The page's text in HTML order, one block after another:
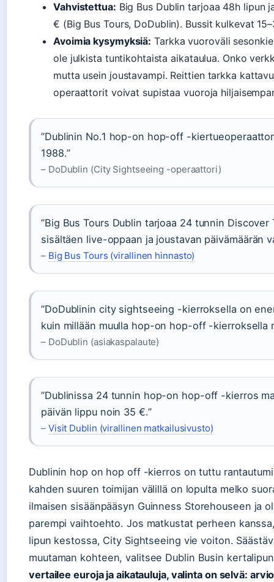
Vahvistettua: Big Bus Dublin tarjoaa 48h lipun
€ (Big Bus Tours, DoDublin). Bussit kulkevat
Avoimia kysymyksiä: Tarkka vuoroväli
ole julkista tuntikohtaista aikataulua. Onko
mutta usein joustavampi. Reittien tarkka
operaattorit voivat supistaa vuoroja
”Dublinin No.1 hop-on hop-off -
1988.”
– DoDublin (City Sightseeing -operaattori)
”Big Bus Tours Dublin tarjoaa 24 tunnin
sisältäen live-oppaan ja joustavan päivämäärän
– Big Bus Tours (virallinen hinnasto)
”DoDublinin city sightseeing -kierroksella on
kuin millään muulla hop-on hop-off -kierroksella
– DoDublin (asiakaspalaute)
”Dublinissa 24 tunnin hop-on hop-off -kierros
päivän lippu noin 35 €.”
– Visit Dublin (virallinen matkailusivusto)
Dublinin hop on hop off -kierros on tuttu
kahden suuren toimijan välillä on lopulta melko
ilmaisen sisäänpääsyn Guinness Storehouseen ja
parempi vaihtoehto. Jos matkustat perheen
lipun kestossa, City Sightseeing vie voiton.
muutaman kohteen, valitsee Dublin Busin
vertailee euroja ja aikatauluja, valinta on selvä: